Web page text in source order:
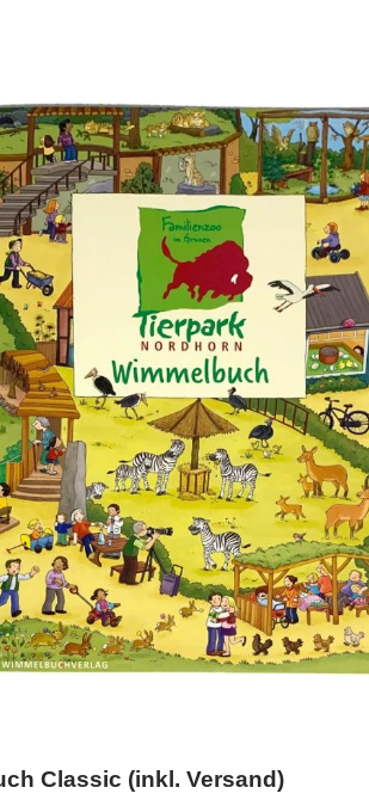
Classic (inkl. Versand)